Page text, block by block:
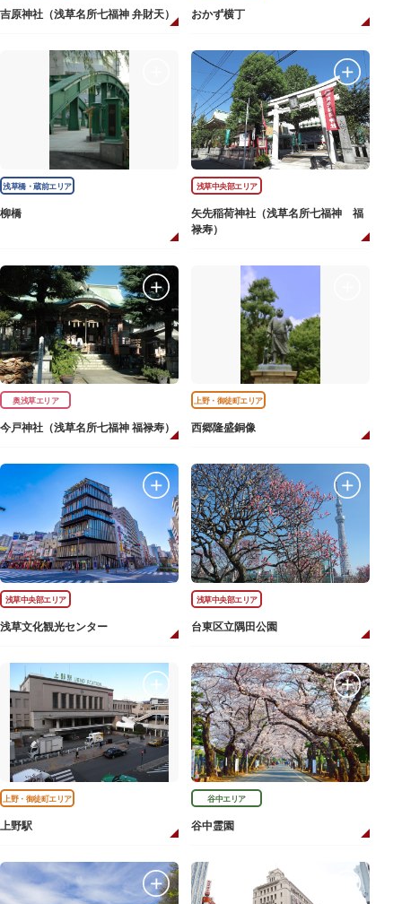
吉原神社（浅草名所七福神 弁財天） おかず横丁
浅草橋・蔵前エリア
柳橋
浅草中央部エリア
矢先稲荷神社（浅草名所七福神 福
禄寿）
奥浅草エリア
今戸神社（浅草名所七福神 福禄寿）
上野・御徒町エリア
西郷隆盛銅像
浅草中央部エリア
浅草文化観光センター
浅草中央部エリア
台東区立隅田公園
上野・御徒町エリア
上野駅
谷中エリア
谷中霊園